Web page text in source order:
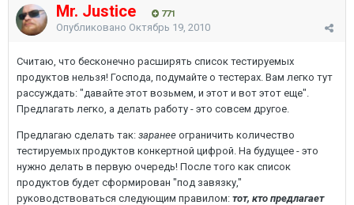
Mr. Justice 771
Опубликовано Октябрь 19, 2010
Считаю, что бесконечно расширять список тестируемых
продуктов нельзя! Господа, подумайте о тестерах. Вам легко тут
рассуждать: "давайте этот возьмем, и этот и вот этот еще".
Предлагать легко, а делать работу - это совсем другое.
Предлагаю сделать так: заранее ограничить количество
тестируемых продуктов конкертной цифрой. На будущее - это
нужно делать в первую очередь! После того как список
продуктов будет сформирован "под завязку,"
руководствоваться следующим правилом: тот, кто предлагает